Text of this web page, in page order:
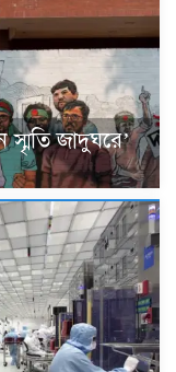
স্মৃতি জাদুঘরে’